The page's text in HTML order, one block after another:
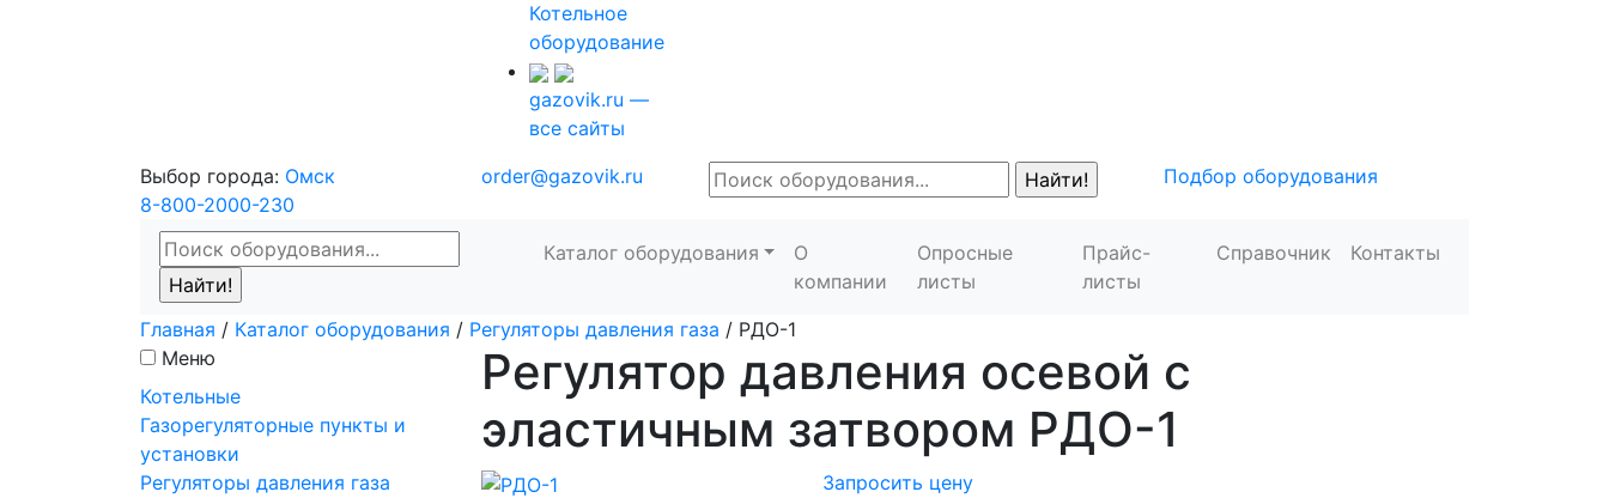
Котельное
оборудование
gazovik.ru —
все сайты
Выбор города: Омск
8-800-2000-230
order@gazovik.ru Подбор оборудования
Каталог оборудования
О
компании
Опросные
листы
Прайс-
листы
Справочник Контакты
Главная / Каталог оборудования / Регуляторы давления газа / РДО-1
Меню
Котельные
Газорегуляторные пункты и
установки
Регуляторы давления газа
Регулятор давления осевой с
эластичным затвором РДО-1
Запросить цену